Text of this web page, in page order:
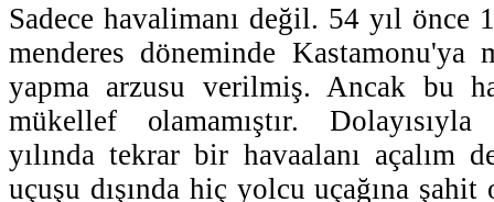
Sadece havalimanı değil. 54 yıl önce
menderes döneminde Kastamonu'ya
yapma arzusu verilmiş. Ancak bu
mükellef olamamıştır. Dolayısıyla
yılında tekrar bir havaalanı açalım
uçuşu dışında hiç yolcu uçağına şahit